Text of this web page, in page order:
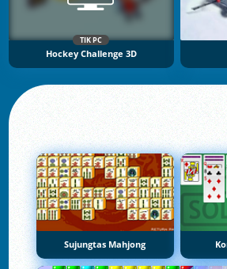
TIK PC
Hockey Challenge 3D
Sujungtas Mahjong